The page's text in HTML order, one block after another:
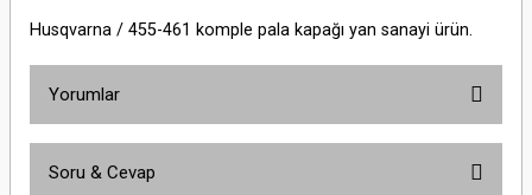
Husqvarna / 455-461 komple pala kapağı yan sanayi ürün.
Yorumlar
Soru & Cevap